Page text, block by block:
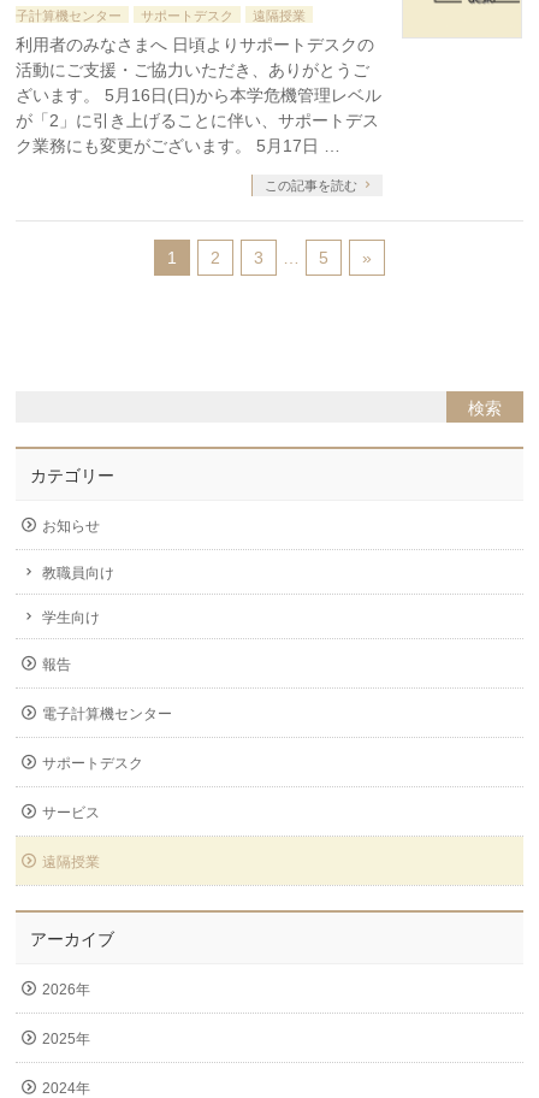
子計算機センター
サポートデスク 遠隔授業
利用者のみなさまへ 日頃よりサポートデスクの
活動にご支援・ご協力いただき、ありがとうご
ざいます。 5月16日(日)から本学危機管理レベル
が「2」に引き上げることに伴い、サポートデス
ク業務にも変更がございます。 5月17日 …
この記事を読む
1 2 3 5 »
カテゴリー
お知らせ
教職員向け
学生向け
報告
電子計算機センター
サポートデスク
サービス
遠隔授業
アーカイブ
2026年
2025年
2024年